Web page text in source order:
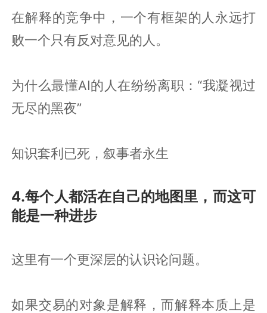
在解释的竞争中，一个有框架的人永远打
败一个只有反对意见的人。
为什么最懂AI的人在纷纷离职：“我凝视过
无尽的黑夜”
知识套利已死，叙事者永生
4.每个人都活在自己的地图里，而这可
能是一种进步
这里有一个更深层的认识论问题。
如果交易的对象是解释，而解释本质上是